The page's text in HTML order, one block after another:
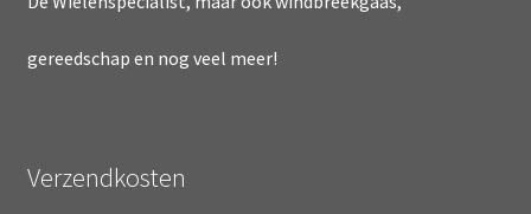
gereedschap en nog veel meer!
Verzendkosten